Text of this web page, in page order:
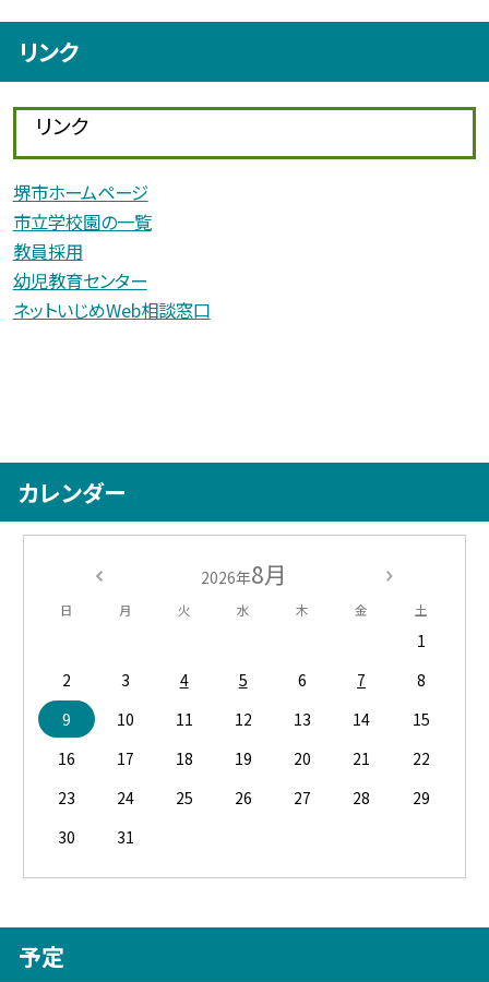
リンク
リンク
堺市ホームページ
市立学校園の一覧
教員採用
幼児教育センター
ネットいじめWeb相談窓口
カレンダー
2026年8月
日 月 火 水 木 金 土
1
2
3 4 5 6 7
8
9
10 11 12 13 14
15
16
17 18 19 20 21
22
23
24 25 26 27 28
29
30
31
予定